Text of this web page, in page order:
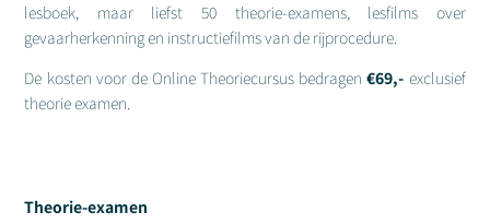
lesboek, maar liefst 50 theorie-examens, lesfilms over
gevaarherkenning en instructiefilms van de rijprocedure.
De kosten voor de Online Theoriecursus bedragen€69,- exclusief
theorie examen.
Theorie-examen